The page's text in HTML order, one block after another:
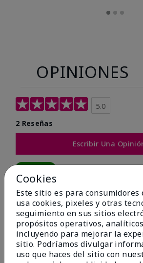
OPINIONES
5.0
2 Reseñas
Escribir Una
de los encuestados recomendaría a
5 estrellas
4 estrellas
3 estrellas
Cookies
Este sitio es para consumidores
usa cookies, pixeles y otras
seguimiento en sus sitios
propósitos operativos,
incluyendo para mejorar la
sitio. Podríamos divulgar
uso que haces del sitio con